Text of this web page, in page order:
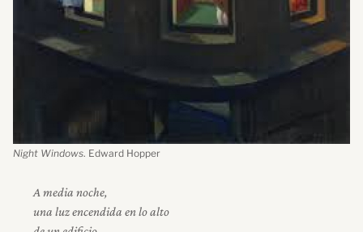
Night Windows. Edward Hopper
A media noche,
una luz encendida en lo alto